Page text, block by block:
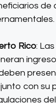
de
Rico: Las
con su
del